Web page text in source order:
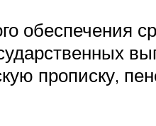
обеспечения
прописку,